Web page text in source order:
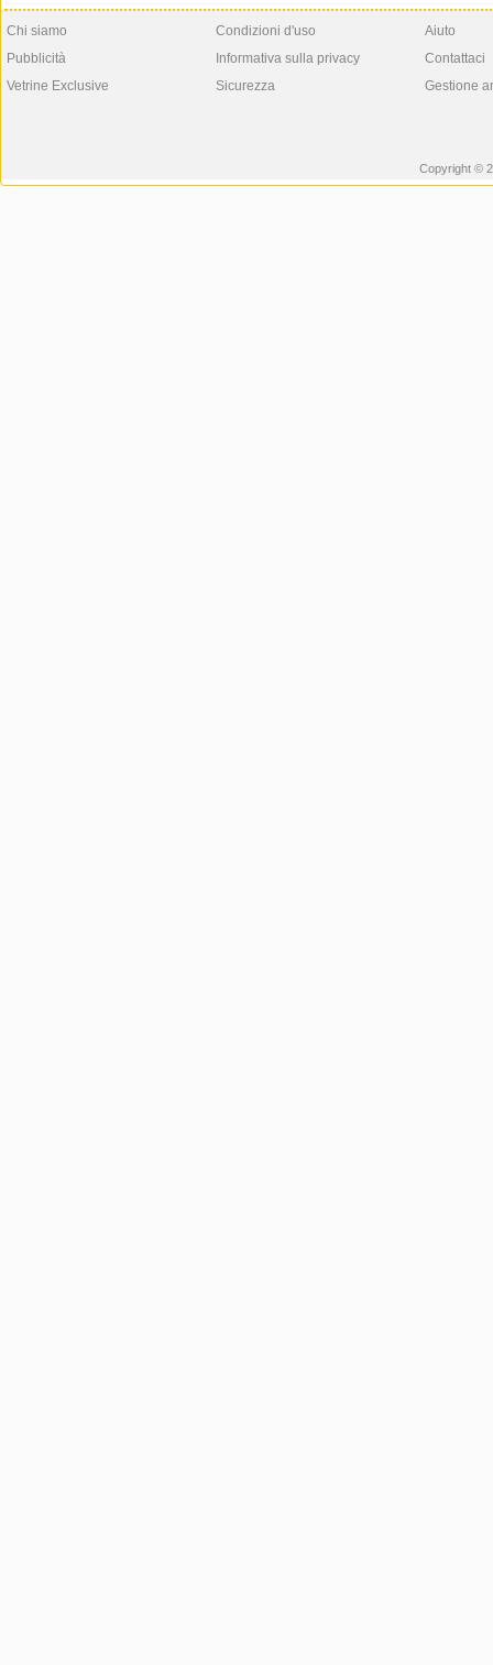
Chi siamo
Pubblicità
Vetrine Exclusive
Condizioni d'uso
Informativa sulla privacy
Sicurezza
Aiuto
Contattaci
Gestione
Copyright ©